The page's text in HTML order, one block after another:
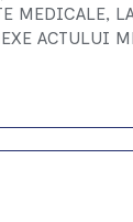
MEDICALE,
ACTULUI